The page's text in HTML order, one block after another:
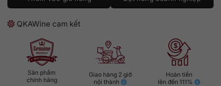
QKAWine cam kết
Sản phẩm
chính hãng
Giao hàng 2 giờ
nội thành
Hoàn tiền
lên đến 111%